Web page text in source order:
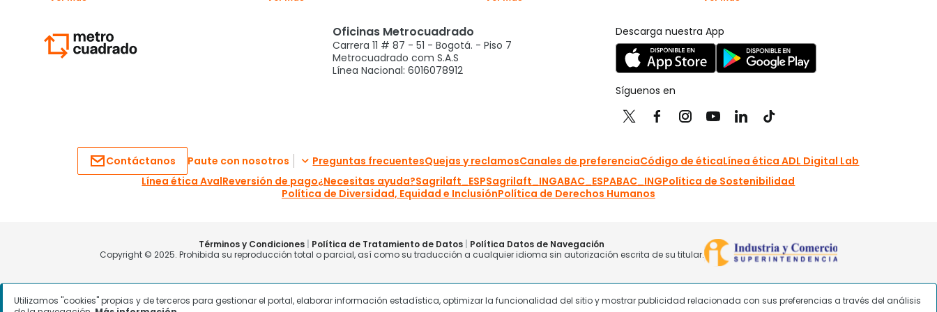
Utilizamos "cookies" propias y de terceros para gestionar el portal, elaborar información estadística, optimizar la funcionalidad del sitio y mostrar publicidad relacionada con sus preferencias a través del análisis